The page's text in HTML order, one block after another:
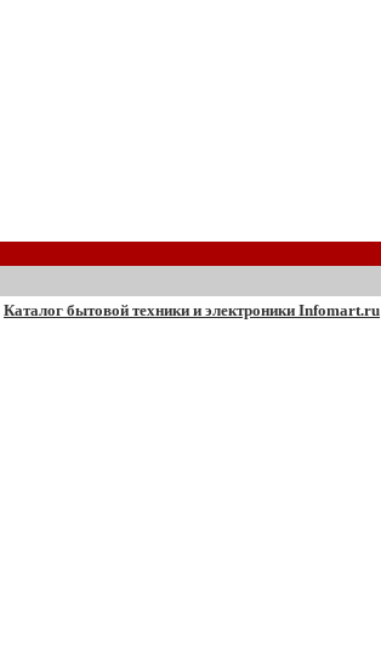
Каталог бытовой техники и электроники Infomart.ru